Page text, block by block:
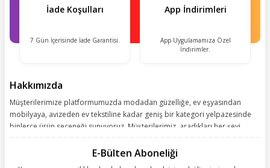
İade Koşulları
7 Gün İçerisinde İade Garantisi.
App İndirimleri
App Uygulamamıza Özel
İndirimler.
Hakkımızda
Müşterilerimize platformumuzda modadan güzelliğe, ev eşyasından
mobilyaya, avizeden ev tekstiline kadar geniş bir kategori yelpazesinde
binlerce ürün seçeneği sunuyoruz. Müşterilerimiz, aradıkları her şeyi
kolay, kusursuz ve keyifli bir alışveriş yolculuğu sunarken deneyiminize
E-Bülten Aboneliği